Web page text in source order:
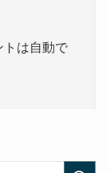
トは自動で